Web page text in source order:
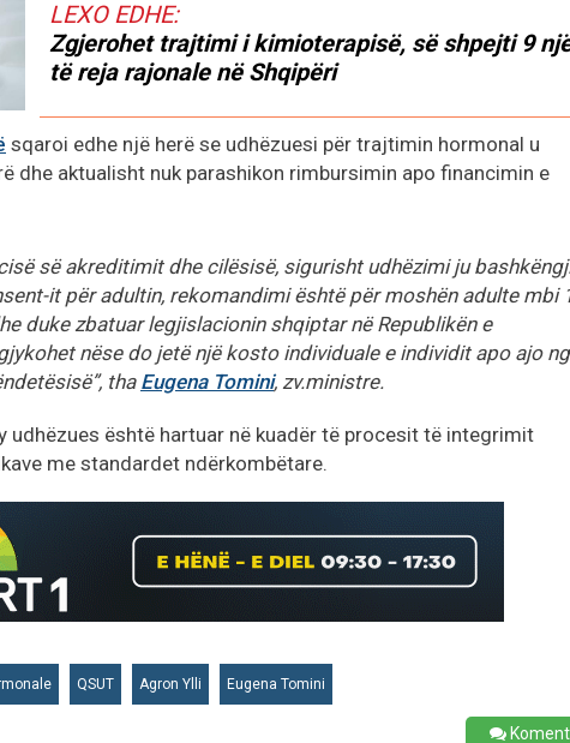
LEXO EDHE:
Zgjerohet trajtimi i kimioterapisë, së shpejti 9
të reja rajonale në Shqipëri
sqaroi edhe një herë se udhëzuesi për trajtimin hormonal u
dhe aktualisht nuk parashikon rimbursimin apo financimin e
së akreditimit dhe cilësisë, sigurisht udhëzimi ju
it për adultin, rekomandimi është për moshën adulte mbi
duke zbatuar legjislacionin shqiptar në Republikën e
nëse do jetë një kosto individuale e individit apo ajo
tha Eugena Tomini, zv.ministre.
udhëzues është hartuar në kuadër të procesit të integrimit
me standardet ndërkombëtare.
QSUT Agron Ylli Eugena Tomini